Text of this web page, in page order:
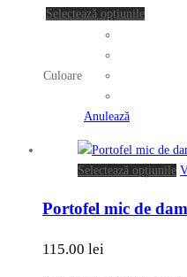
Selectează opțiunileAcest
pot
fi
în
Culoare
Anulează
Selectează opțiunile
Portofel mic de
115.00 lei